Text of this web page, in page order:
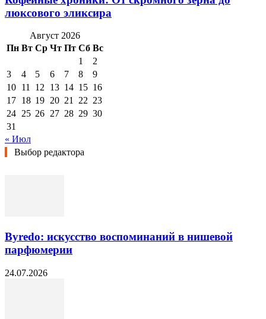
люксового эликсира
Август 2026
Пн Вт Ср Чт Пт Сб Вс
1
2
3
4 5 6 7 8
9
10 11 12 13 14 15 16
17 18 19 20 21 22 23
24 25 26 27 28 29 30
31
« Июл
Выбор редактора
Byredo: искусство воспоминаний в нишевой
парфюмерии
24.07.2026